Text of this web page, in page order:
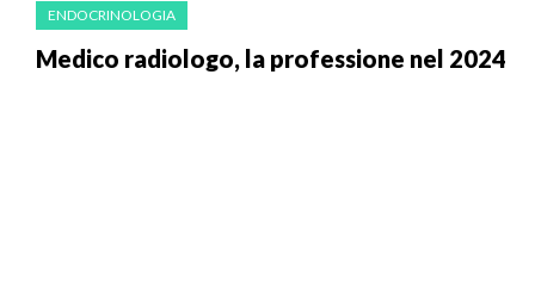
ENDOCRINOLOGIA
Medico radiologo, la professione nel 2024